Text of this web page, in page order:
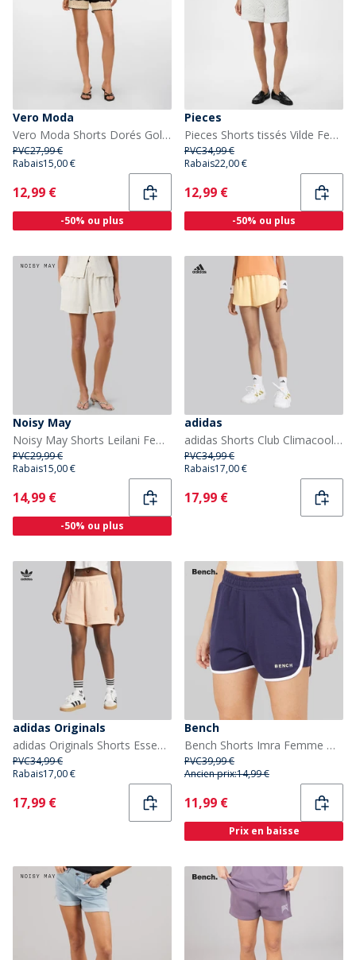
Vero Moda
Vero Moda Shorts Dorés Golden Cove Femme Birch
PVC27,99 €
Rabais15,00 €
Current
12,99 €
-50% ou plus
Pieces
Pieces Shorts tissés Vilde Femme Bright White
PVC34,99 €
Rabais22,00 €
Current
12,99 €
-50% ou plus
Noisy May
Noisy May Shorts Leilani Femme Natural
PVC29,99 €
Rabais15,00 €
Current
14,99 €
-50% ou plus
adidas
adidas Shorts Club Climacool Femme Ice Tangerine
PVC34,99 €
Rabais17,00 €
Current
17,99 €
adidas Originals
adidas Originals Shorts Essentials Trèfle Femme Glow Pink
PVC34,99 €
Rabais17,00 €
Current
17,99 €
Bench
Bench Shorts Imra Femme Deep Navy
PVC39,99 €
Ancien prix:14,99 €
Current
11,99 €
Prix en baisse